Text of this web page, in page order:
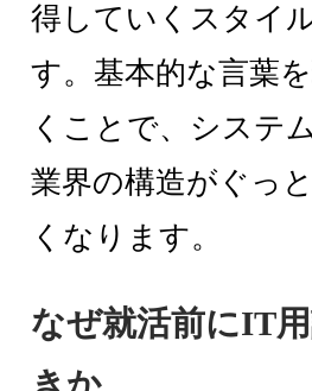
得していくスタイ
す。基本的な言葉
くことで、システ
業界の構造がぐっ
くなります。
なぜ就活前にIT